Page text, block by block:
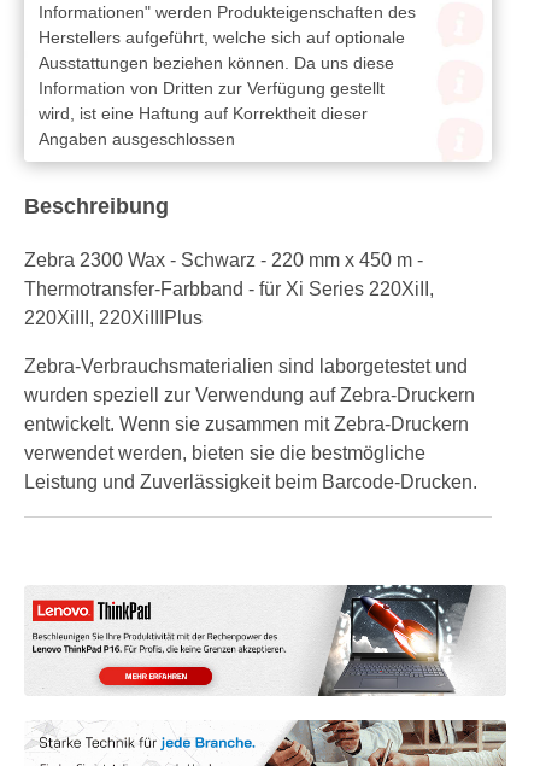
Informationen" werden Produkteigenschaften des
Herstellers aufgeführt, welche sich auf optionale
Ausstattungen beziehen können. Da uns diese
Information von Dritten zur Verfügung gestellt
wird, ist eine Haftung auf Korrektheit dieser
Angaben ausgeschlossen
Beschreibung
Zebra 2300 Wax - Schwarz - 220 mm x 450 m -
Thermotransfer-Farbband - für Xi Series 220XiII,
220XiIII, 220XiIIIPlus
Zebra-Verbrauchsmaterialien sind laborgetestet und
wurden speziell zur Verwendung auf Zebra-Druckern
entwickelt. Wenn sie zusammen mit Zebra-Druckern
verwendet werden, bieten sie die bestmögliche
Leistung und Zuverlässigkeit beim Barcode-Drucken.